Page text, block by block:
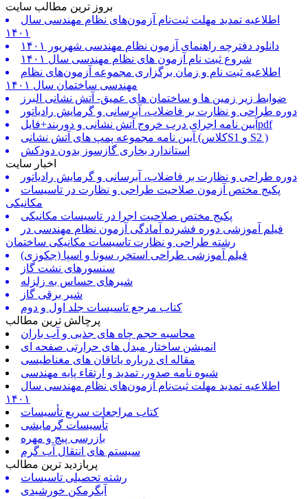
بروز ترین مطالب سایت
اطلاعیه تمدید مهلت ثبت‌نام آزمون‌های نظام مهندسی سال
۱۴۰۱
دانلود دفترچه راهنمای آزمون نظام مهندسی شهریور ۱۴۰۱
شروع ثبت نام آزمون های نظام مهندسی سال ۱۴۰۱
اطلاعیه ثبت نام و زمان برگزاری مجموعه آزمون‌های نظام
مهندسی ساختمان سال ۱۴۰۱
ضوابط زیر زمین ها و ساختمان های عمیق- آتش نشانی البرز
دوره طراحی و نظارت بر فاضلاب، آبرسانی و گرمایش رادیاتور
آیین نامه اجرای درب خروج آتش نشانی و دوربند+فایلpdf
آیین نامه مجموعه پمپ های آتش نشانی (کلاسS1 و S2 )
استاندارد بخاری گازسوز بدون دودکش
اخبار سایت
دوره طراحی و نظارت بر فاضلاب، آبرسانی و گرمایش رادیاتور
پکیج مختص آزمون صلاحیت طراحی و نظارت در تاسیسات
مکانیکی
پکیج مختص صلاحیت اجرا در تاسیسات مکانیکی
فیلم آموزشی دوره فشرده آمادگی آزمون نظام مهندسی در
رشته طراحی و نظارت تاسیسات مکانیکی ساختمان
فیلم آموزشی طراحی استخر، سونا و اسپا (جکوزی)
سنسورهای نشت گاز
شیرهای حساس به زلزله
شیر برقی گاز
کتاب مرجع تاسیسات جلد اول و دوم
پرچالش ترین مطالب
محاسبه حجم چاه های جذبی و آب باران
انمیشن ساختار مبدل های حرارتی صفحه ای
مقاله ای درباره یاتاقان های مغناطیسی
شیوه نامه صدور، تمدید و ارتقاء پایه مهندسی
اطلاعیه تمدید مهلت ثبت‌نام آزمون‌های نظام مهندسی سال
۱۴۰۱
کتاب مراجعات سریع تأسیسات
تأسیسات گرمایشی
بازرسی پیچ و مهره
سیستم های انتقال آب گرم
پربازدید ترین مطالب
رشته تحصیلی تاسیسات
آبگرمکن خورشیدی